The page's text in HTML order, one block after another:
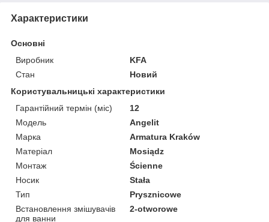
Характеристики
Основні
Виробник
KFA
Стан
Новий
Користувальницькі характеристики
Гарантійний термін (міс)
12
Мoдель
Angelit
Марка
Armatura Kraków
Матеріал
Mosiądz
Монтаж
Ścienne
Носик
Stała
Тип
Prysznicowe
Встановлення змішувачів
для ванни
2-otworowe